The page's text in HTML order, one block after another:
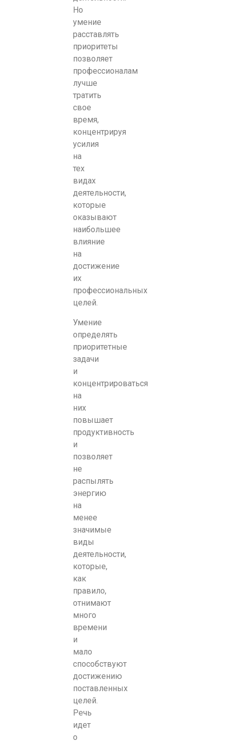
Но
умение
расставлять
приоритеты
позволяет
профессионалам
лучше
тратить
свое
время,
концентрируя
усилия
на
тех
видах
деятельности,
которые
оказывают
наибольшее
влияние
на
достижение
их
профессиональных
целей.
Умение
определять
приоритетные
задачи
и
концентрироваться
на
них
повышает
продуктивность
и
позволяет
не
распылять
энергию
на
менее
значимые
виды
деятельности,
которые,
как
правило,
отнимают
много
времени
и
мало
способствуют
достижению
поставленных
целей.
Речь
идет
о